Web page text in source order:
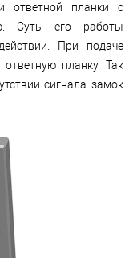
ответной планки с
Суть его работы
При подаче
планку. Так
сигнала замок